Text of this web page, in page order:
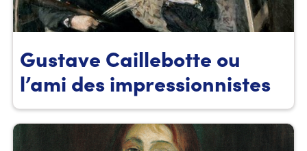
Gustave Caillebotte ou
l’ami des impressionnistes